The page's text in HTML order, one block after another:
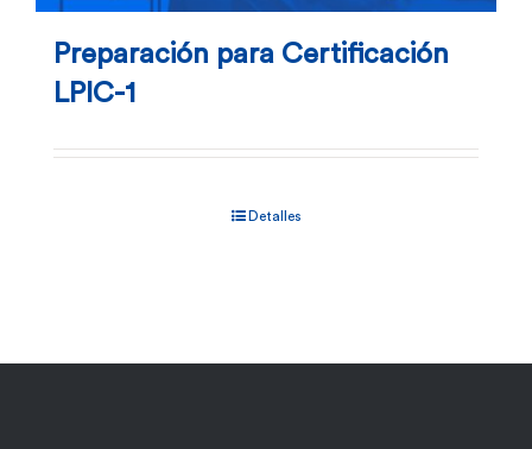
Preparación para Certificación
LPIC-1
Detalles